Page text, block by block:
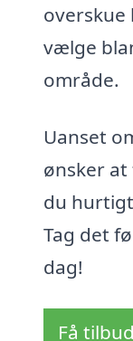
overskue
vælge
område.
Uanset
ønsker
du
Tag det
dag!
Få